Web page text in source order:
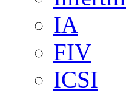
IA
FIV
ICSI